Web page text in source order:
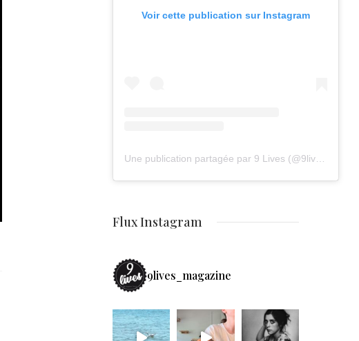
Voir cette publication sur Instagram
Flux Instagram
9lives_magazine